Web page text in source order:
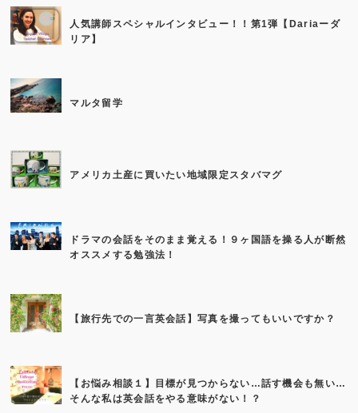
人気講師スペシャルインタビュー！！第1弾【Dariaーダ
リア】
マルタ留学
アメリカ土産に買いたい地域限定スタバマグ
ドラマの会話をそのまま覚える！９ヶ国語を操る人が断然
オススメする勉強法！
【旅行先での一言英会話】写真を撮ってもいいですか？
【お悩み相談１】目標が見つからない…話す機会も無い…
そんな私は英会話をやる意味がない！？